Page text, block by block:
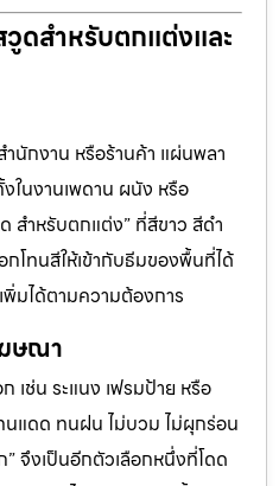
ดสำหรับตกแต่งและ
นักงาน หรือร้านค้า แผ่นพลา
ในงานเพดาน ผนัง หรือ
สำหรับตกแต่ง” ที่สีขาว สีดำ
กโทนสีให้เข้ากับธีมของพื้นที่ได้
มได้ตามความต้องการ
ษณา
เช่น ระแนง เฟรมป้าย หรือ
แดด ทนฝน ไม่บวม ไม่ผุกร่อน
จึงเป็นอีกตัวเลือกหนึ่งที่โดด